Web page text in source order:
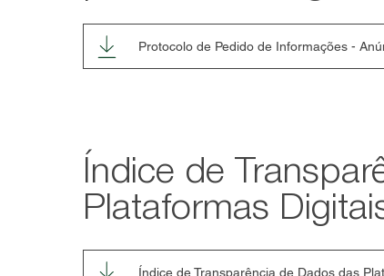
Protocolo de Pedido de Informações -
Índice de
Plataformas
Índice de Transparência de Dados das